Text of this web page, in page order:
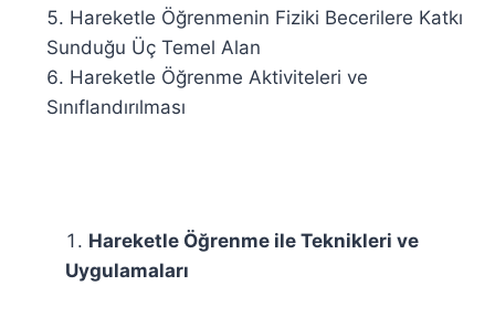
Hareketle Öğrenmenin Fiziki Becerilere Katkı
Sunduğu Üç Temel Alan
Hareketle Öğrenme Aktiviteleri ve
Sınıflandırılması
Hareketle Öğrenme ile Teknikleri ve
Uygulamaları